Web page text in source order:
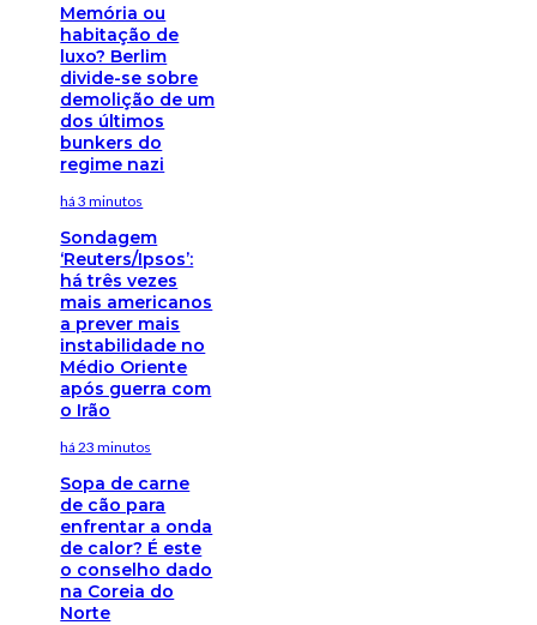
Memória ou
habitação de
luxo? Berlim
divide-se sobre
demolição de um
dos últimos
bunkers do
regime nazi
há 3 minutos
Sondagem
‘Reuters/Ipsos’:
há três vezes
mais americanos
a prever mais
instabilidade no
Médio Oriente
após guerra com
o Irão
há 23 minutos
Sopa de carne
de cão para
enfrentar a onda
de calor? É este
o conselho dado
na Coreia do
Norte